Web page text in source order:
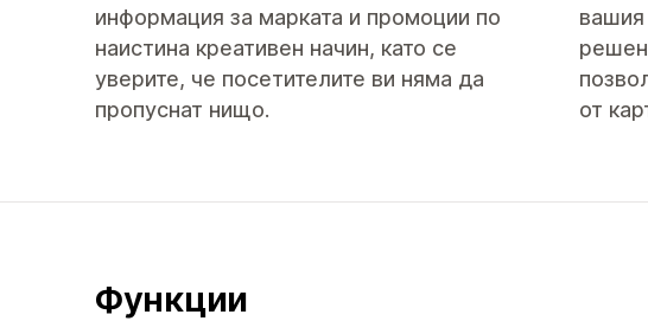
информация за марката и промоции по
наистина креативен начин, като се
уверите, че посетителите ви няма да
пропуснат нищо.
вашия
от
Функции